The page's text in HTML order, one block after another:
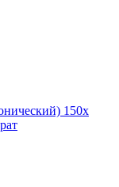
150х